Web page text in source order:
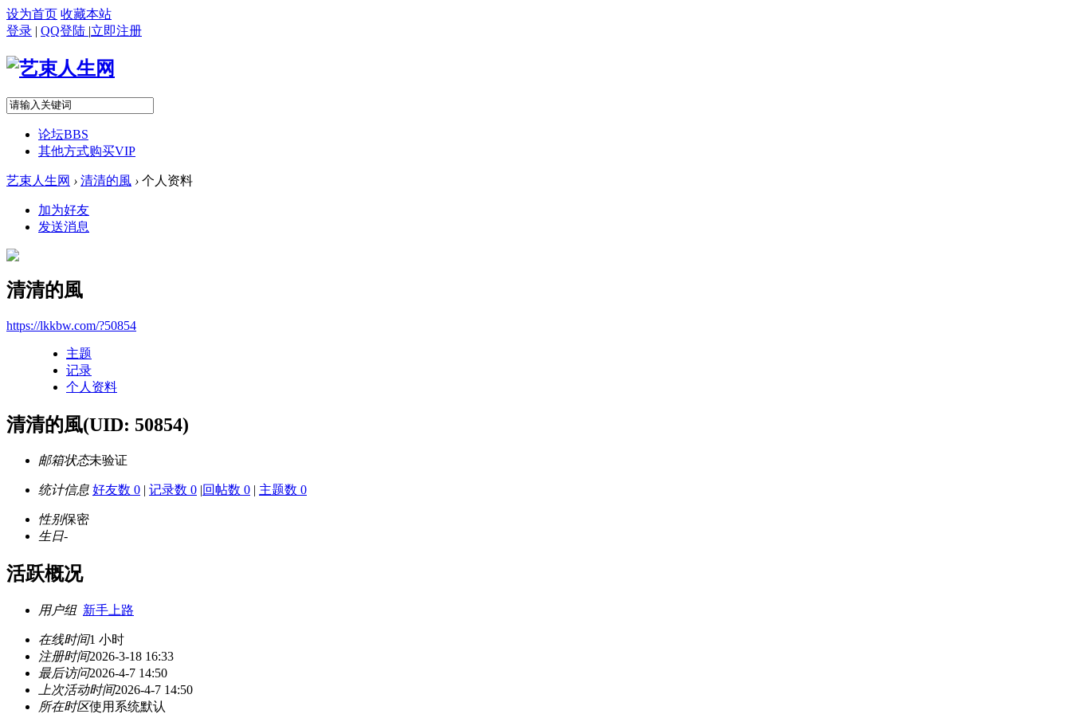
设为首页 收藏本站
登录 | QQ登陆 |立即注册
论坛BBS
其他方式购买VIP
艺束人生网 › 清清的風 › 个人资料
加为好友
发送消息
清清的風
https://lkkbw.com/?50854
主题
记录
个人资料
清清的風(UID: 50854)
邮箱状态未验证
统计信息 好友数 0 | 记录数 0 |回帖数 0 | 主题数 0
性别保密
生日-
活跃概况
用户组 新手上路
在线时间1 小时
注册时间2026-3-18 16:33
最后访问2026-4-7 14:50
上次活动时间2026-4-7 14:50
所在时区使用系统默认